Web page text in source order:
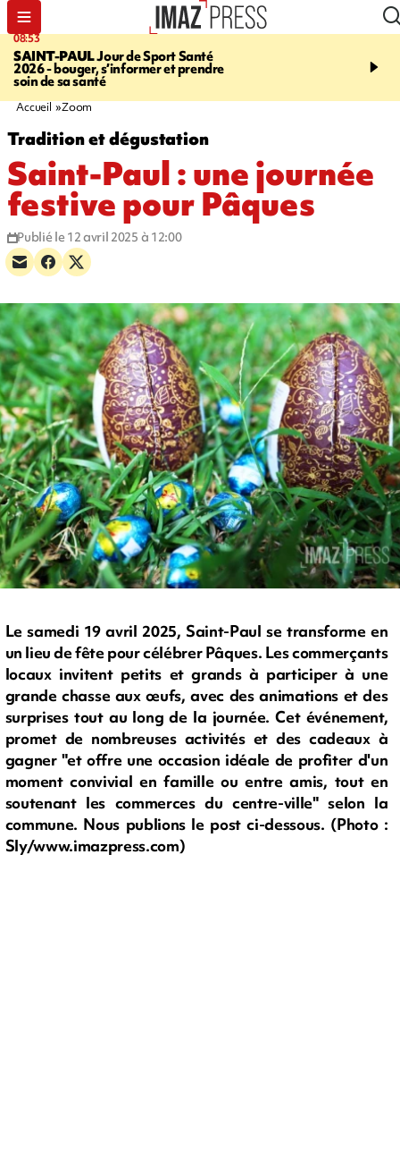
08:53
SAINT-PAULJour de Sport Santé
2026 - bouger, s’informer et prendre
soin de sa santé
11:20
de nouilles pimentées
Accueil Zoom
Tradition et dégustation
Saint-Paul : une journée
festive pour Pâques
Publié le 12 avril 2025 à 12:00
Le samedi 19 avril 2025, Saint-Paul se transforme en
un lieu de fête pour célébrer Pâques. Les commerçants
locaux invitent petits et grands à participer à une
grande chasse aux œufs, avec des animations et des
surprises tout au long de la journée. Cet événement,
promet de nombreuses activités et des cadeaux à
gagner "et offre une occasion idéale de profiter d'un
moment convivial en famille ou entre amis, tout en
soutenant les commerces du centre-ville" selon la
commune. Nous publions le post ci-dessous. (Photo :
Sly/www.imazpress.com)